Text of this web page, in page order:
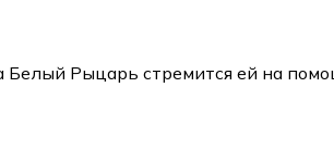
Рыцарь стремится ей на